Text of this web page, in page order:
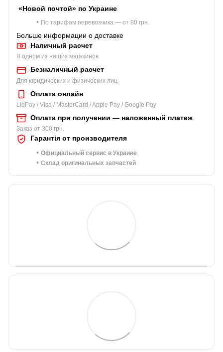
«Новой почтой» по Украине
• По тарифам перевозчика — от 80 грн.
Больше информации о доставке
Наличный расчет
В одном из наших магазинов
Безналичный расчет
Для юридических и физических лиц
Оплата онлайн
LiqPay / Visa / MasterCard / Apple Pay / Google Pay
Оплата при получении — наложенный платеж
Заказ от 300 грн.
Гарантія от производителя
• Официальный сервис в Украине
• Склад оригинальных запчастей